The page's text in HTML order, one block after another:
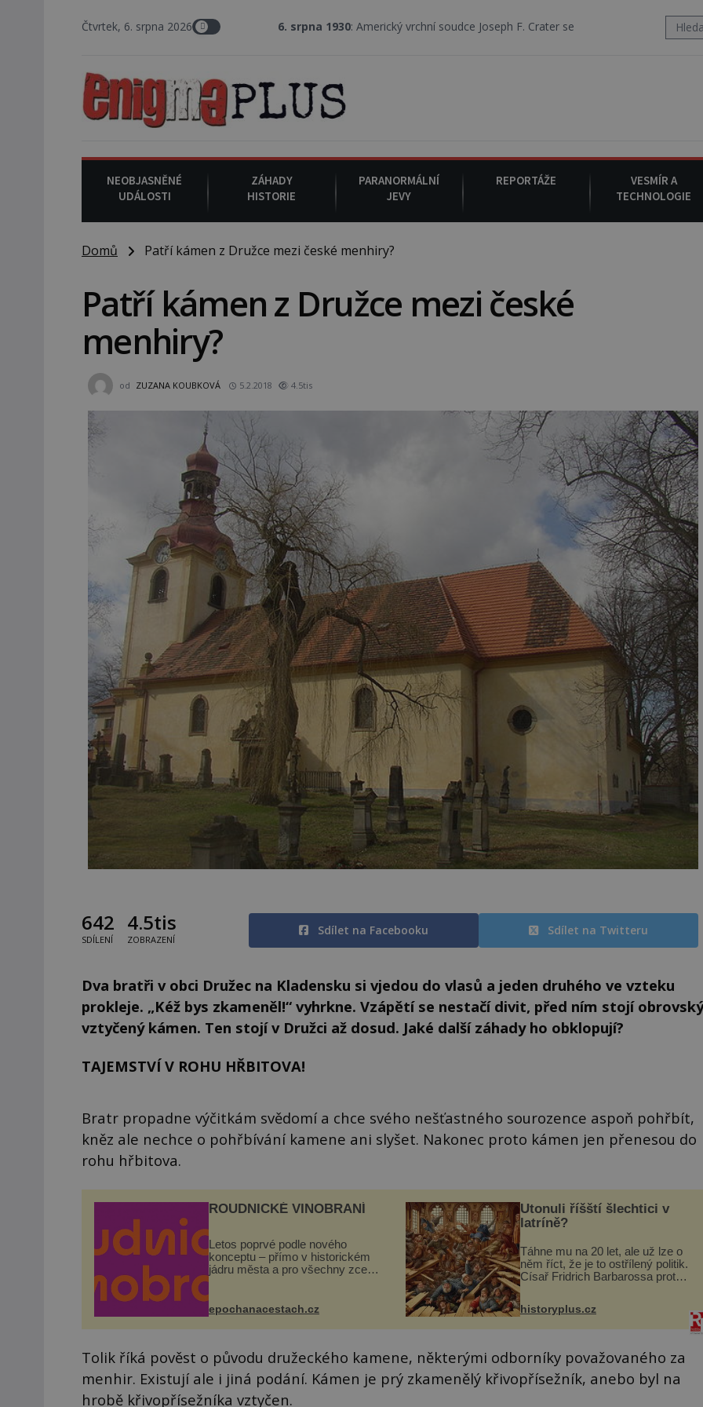
Čtvrtek, 6. srpna 20266. srpna 1930 : Americký vrchní soudce Joseph F. Crater se 6. srpna 1930 navečeří ve své
NEOBJASNĚNÉ
UDÁLOSTI
ZÁHADY
HISTORIE
PARANORMÁLNÍ
JEVY
REPORTÁŽE
VESMÍR A
TECHNOLOGIE
Domů Patří kámen z Družce mezi české menhiry?
Patří kámen z Družce mezi české
menhiry?
od ZUZANA KOUBKOVÁ 5.2.2018 4.5tis
642
SDÍLENÍ
4.5tis
ZOBRAZENÍ
Sdílet na Facebooku Sdílet na Twitteru
Dva bratři v obci Družec na Kladensku si vjedou do vlasů a jeden druhého ve vzteku
prokleje. „Kéž bys zkameněl!“ vyhrkne. Vzápětí se nestačí divit, před ním stojí obrovský
vztyčený kámen. Ten stojí v Družci až dosud. Jaké další záhady ho obklopují?
TAJEMSTVÍ V ROHU HŘBITOVA!
Bratr propadne výčitkám svědomí a chce svého nešťastného sourozence aspoň pohřbít,
kněz ale nechce o pohřbívání kamene ani slyšet. Nakonec proto kámen jen přenesou do
rohu hřbitova.
ROUDNICKÉ VINOBRANÍ
Letos poprvé podle nového
konceptu – přímo v historickém
jádru města a pro všechny zcela
náměstí. Návštěvníci se mohou
těšit na víno, burčák, pes...
epochanacestach.cz
Utonuli říšští šlechtici v
latríně?
Táhne mu na 20 let, ale už lze o
něm říct, že je to ostřílený politik.
Císař Fridrich Barbarossa proto
stal prostředníkem při řešení
sporu m...
historyplus.cz
Tolik říká pověst o původu družeckého kamene, některými odborníky považovaného za
menhir. Existují ale i jiná podání. Kámen je prý zkamenělý křivopřísežník, anebo byl na
hrobě křivopřísežníka vztyčen.